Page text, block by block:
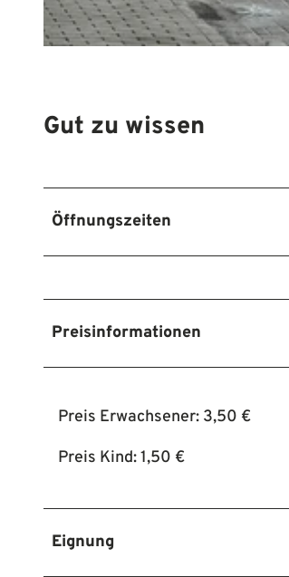
Gut zu wissen
Öffnungszeiten
Preisinformationen
Preis Erwachsener: 3,50 €
Preis Kind: 1,50 €
Eignung